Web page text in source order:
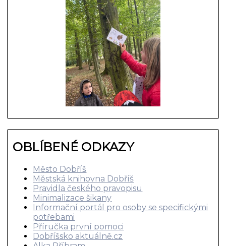
OBLÍBENÉ ODKAZY
Město Dobříš
Městská knihovna Dobříš
Pravidla českého pravopisu
Minimalizace šikany
Informační portál pro osoby se specifickými
potřebami
Příručka první pomoci
Dobříšsko aktuálně.cz